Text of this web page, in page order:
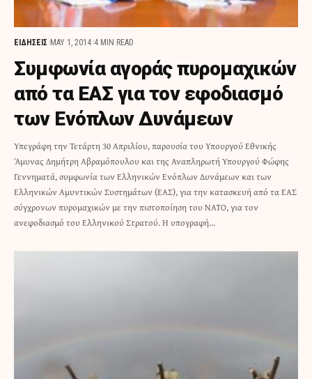
ΕΙΔΗΣΕΙΣ MAY 1, 2014 4 MIN READ
Συμφωνία αγοράς πυρομαχικών
από τα ΕΑΣ για τον εφοδιασμό
των Ενόπλων Δυνάμεων
Υπεγράφη την Τετάρτη 30 Απριλίου, παρουσία του Υπουργού Εθνικής
Άμυνας Δημήτρη Αβραμόπουλου και της Αναπληρωτή Υπουργού Φώφης
Γεννηματά, συμφωνία των Ελληνικών Ενόπλων Δυνάμεων και των
Ελληνικών Αμυντικών Συστημάτων (ΕΑΣ), για την κατασκευή από τα ΕΑΣ
σύγχρονων πυρομαχικών με την πιστοποίηση του ΝΑΤΟ, για τον
ανεφοδιασμό του Ελληνικού Στρατού. Η υπογραφή…